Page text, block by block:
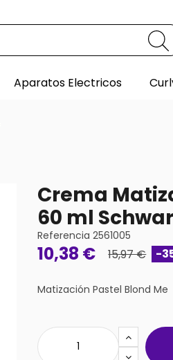
Aparatos Electricos
Crema
60 ml
Referencia2561005
10,38 € 15,97 € -
Matización Pastel Blond Me